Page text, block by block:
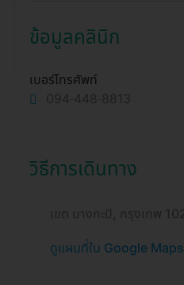
ข้อมูลคลินิก
เบอร์โทรศัพท์
วิธีการเดินทาง
ดูแผนที่ใน Google Maps